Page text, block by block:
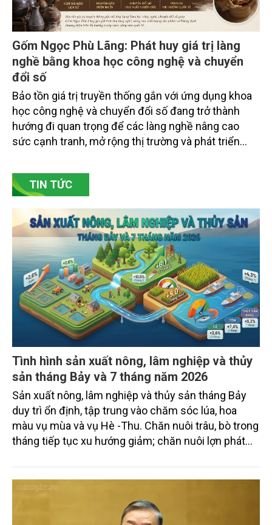
Gốm Ngọc Phù Lãng: Phát huy giá trị làng
nghề bằng khoa học công nghệ và chuyển
đổi số
Bảo tồn giá trị truyền thống gắn với ứng dụng khoa
học công nghệ và chuyển đổi số đang trở thành
hướng đi quan trọng để các làng nghề nâng cao
sức cạnh tranh, mở rộng thị trường và phát triển
Bắc Ninh, nhiều nghệ nhân và cơ sở sản xuất đã
chủ động đổi mới tư duy, đầu tư công nghệ, xây
TIN TỨC
Tình hình sản xuất nông, lâm nghiệp và thủy
sản tháng Bảy và 7 tháng năm 2026
Sản xuất nông, lâm nghiệp và thủy sản tháng Bảy
duy trì ổn định, tập trung vào chăm sóc lúa, hoa
màu vụ mùa và vụ Hè -Thu. Chăn nuôi trâu, bò trong
tháng tiếp tục xu hướng giảm; chăn nuôi lợn phát
trưởng khá. Diện tích rừng trồng mới và sản lượng
thủy sản đều tăng nhẹ.